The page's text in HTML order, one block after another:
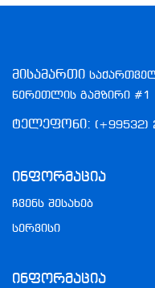
მისამართი
წერეთლის გამზირი #1
ტელეფონი: (+99532)
Ინფორმაცია
ჩვენს შესახებ
სერვისი
Ინფორმაცია